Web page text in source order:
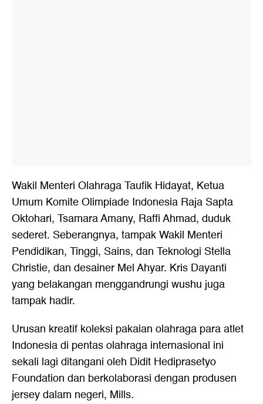
Wakil Menteri Olahraga Taufik Hidayat, Ketua
Umum Komite Olimpiade Indonesia Raja Sapta
Oktohari, Tsamara Amany, Raffi Ahmad, duduk
sederet. Seberangnya, tampak Wakil Menteri
Pendidikan, Tinggi, Sains, dan Teknologi Stella
Christie, dan desainer Mel Ahyar. Kris Dayanti
yang belakangan menggandrungi wushu juga
tampak hadir.
Urusan kreatif koleksi pakaian olahraga para atlet
Indonesia di pentas olahraga internasional ini
sekali lagi ditangani oleh Didit Hediprasetyo
Foundation dan berkolaborasi dengan produsen
jersey dalam negeri, Mills.